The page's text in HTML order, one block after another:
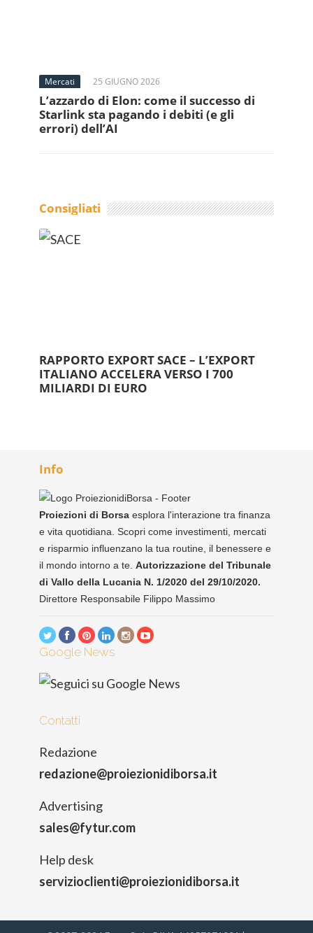
Mercati 25 GIUGNO 2026
L’azzardo di Elon: come il successo di
Starlink sta pagando i debiti (e gli
errori) dell’AI
Consigliati
RAPPORTO EXPORT SACE – L’EXPORT
ITALIANO ACCELERA VERSO I 700
MILIARDI DI EURO
Info
Proiezioni di Borsa esplora l'interazione tra finanza
e vita quotidiana. Scopri come investimenti, mercati
e risparmio influenzano la tua routine, il benessere e
il mondo intorno a te. Autorizzazione del Tribunale
di Vallo della Lucania N. 1/2020 del 29/10/2020.
Direttore Responsabile Filippo Massimo
Google News
Contatti
Redazione
redazione@proiezionidiborsa.it
Advertising
sales@fytur.com
Help desk
servizioclienti@proiezionidiborsa.it